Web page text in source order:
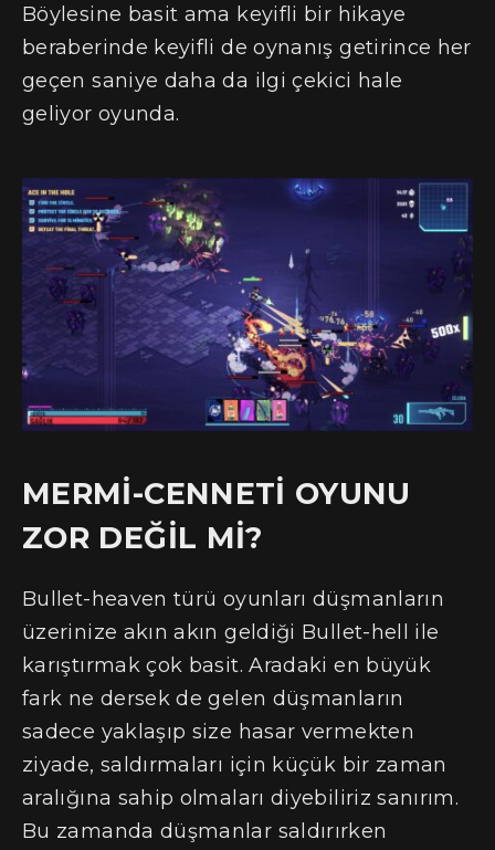
Böylesine basit ama keyifli bir hikaye
beraberinde keyifli de oynanış getirince her
geçen saniye daha da ilgi çekici hale
geliyor oyunda.
MERMİ-CENNETİ OYUNU
ZOR DEĞİL Mİ?
Bullet-heaven türü oyunları düşmanların
üzerinize akın akın geldiği Bullet-hell ile
karıştırmak çok basit. Aradaki en büyük
fark ne dersek de gelen düşmanların
sadece yaklaşıp size hasar vermekten
ziyade, saldırmaları için küçük bir zaman
aralığına sahip olmaları diyebiliriz sanırım.
Bu zamanda düşmanlar saldırırken